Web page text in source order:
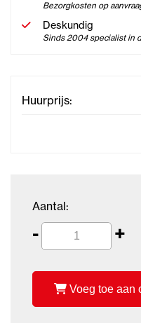
Bezorgkosten op
Deskundig
Sinds 2004 specialist in
Huurprijs:
Aantal:
- +
Voeg toe aan